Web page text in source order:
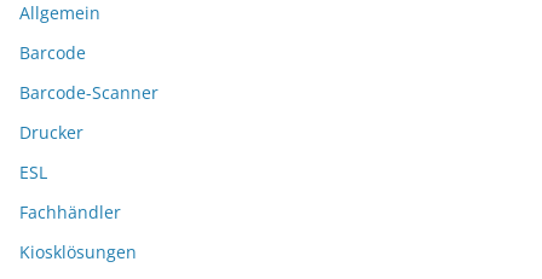
Allgemein
Barcode
Barcode-Scanner
Drucker
ESL
Fachhändler
Kiosklösungen